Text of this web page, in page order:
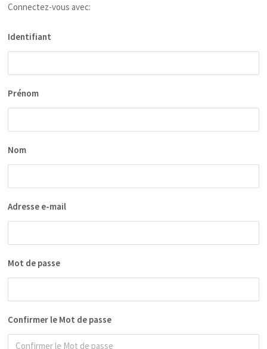
Connectez-vous avec:
Identifiant
Prénom
Nom
Adresse e-mail
Mot de passe
Confirmer le Mot de passe